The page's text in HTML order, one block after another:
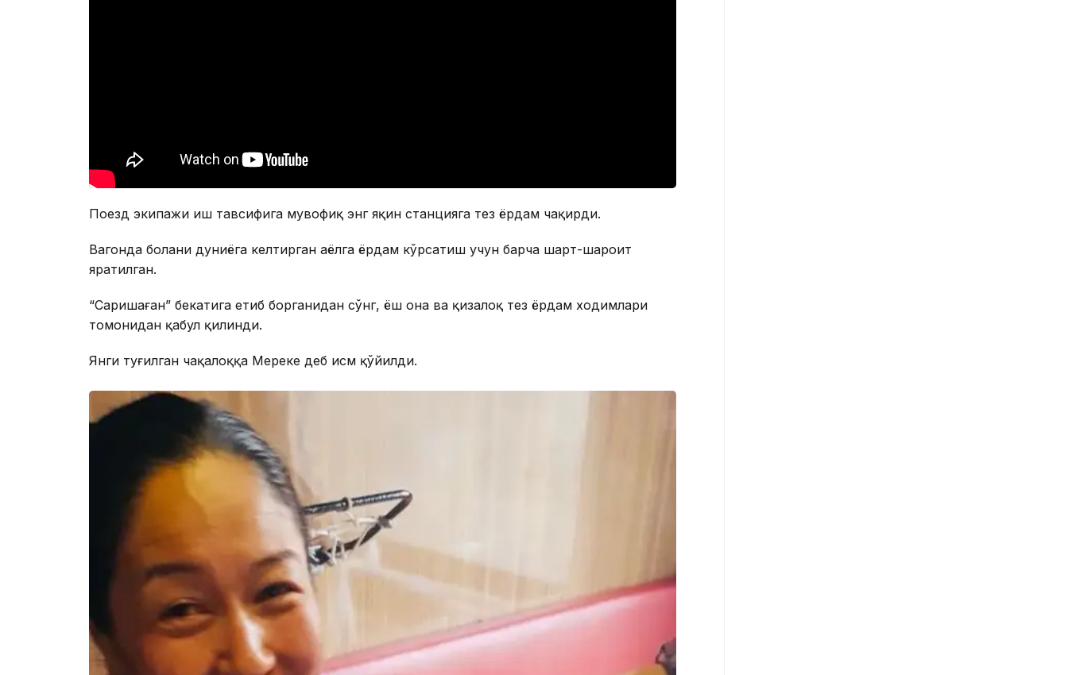
Поезд экипажи иш тавсифига мувофиқ энг яқин станцияга тез ёрдам чақирди.
Вагонда болани дуниёга келтирган аёлга ёрдам кўрсатиш учун барча шарт-шароит
яратилган.
“Саришаған” бекатига етиб борганидан сўнг, ёш она ва қизалоқ тез ёрдам ходимлари
томонидан қабул қилинди.
Янги туғилган чақалоққа Мереке деб исм қўйилди.